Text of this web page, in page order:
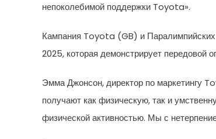
непоколебимой поддержки Toyota».
Кампания Toyota (GB) и
2025, которая демонстрирует передовой
Эмма Джонсон, директор по маркетингу
получают как физическую, так и
физической активностью. Мы с